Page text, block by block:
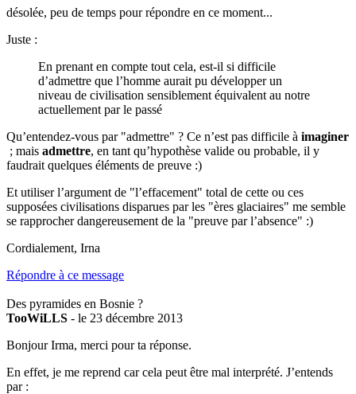
désolée, peu de temps pour répondre en ce moment...
Juste :
En prenant en compte tout cela, est-il si difficile
d’admettre que l’homme aurait pu développer un
niveau de civilisation sensiblement équivalent au notre
actuellement par le passé
Qu’entendez-vous par "admettre" ? Ce n’est pas difficile à imaginer
; mais admettre, en tant qu’hypothèse valide ou probable, il y
faudrait quelques éléments de preuve :)
Et utiliser l’argument de "l’effacement" total de cette ou ces
supposées civilisations disparues par les "ères glaciaires" me semble
se rapprocher dangereusement de la "preuve par l’absence" :)
Cordialement, Irna
Répondre à ce message
Des pyramides en Bosnie ?
TooWiLLS - le 23 décembre 2013
Bonjour Irma, merci pour ta réponse.
En effet, je me reprend car cela peut être mal interprété. J’entends
par :